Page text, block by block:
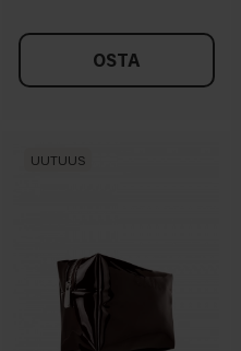
OSTA
UUTUUS